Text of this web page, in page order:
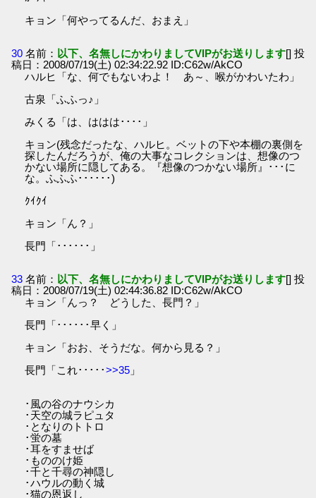
キョン「何やってるんだ、おまえ」
30 名前： 以下、名無しにかわりましてVIPがお送りします[] 投
稿日：2008/07/19(土) 02:34:22.92 ID:C62w/AkCO
ハルヒ「な、何でもないわよ！ あ～、喉がかわいたわ」
古泉「ふふっ♪」
みくる「は、ははは････」
キョン(残念だったな、ハルヒ。ベットの下や本棚の裏側を
探したんだろうが、俺の大事なコレクションは、想像のつ
かない場所に隠してある。『想像のつかない場所』･･･に
な。ふふふ･･････)
ｸｲｸｲ
キョン「ん？」
長門「･･････」
33 名前： 以下、名無しにかわりましてVIPがお送りします[] 投
稿日：2008/07/19(土) 02:44:36.82 ID:C62w/AkCO
キョン「んっ？ どうした、長門？」
長門「･･････早く」
キョン「おお、そうだな。何から見る？」
長門「これ･････>>35 」
･風の谷のナウシカ
･天空の城ラピュタ
･となりのトトロ
･蛍の墓
･耳をすませば
･もののけ姫
･千と千尋の神隠し
･ハウルの動く城
･猫の恩返し